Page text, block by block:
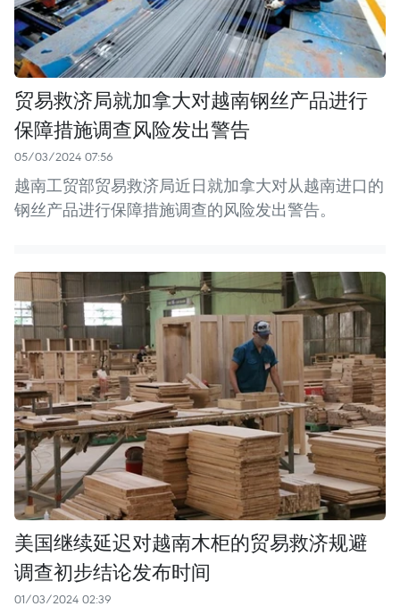
贸易救济局就加拿大对越南钢丝产品进行
保障措施调查风险发出警告
05/03/2024 07:56
越南工贸部贸易救济局近日就加拿大对从越南进口的
钢丝产品进行保障措施调查的风险发出警告。
美国继续延迟对越南木柜的贸易救济规避
调查初步结论发布时间
01/03/2024 02:39